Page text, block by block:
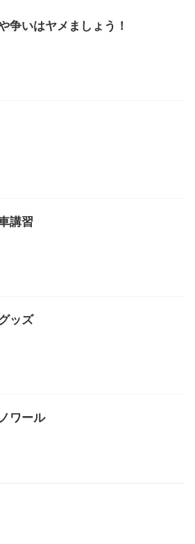
争いはヤメましょう！
講習
ッズ
ワール